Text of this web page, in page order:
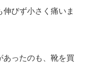
びず小さく痛いま
あったのも、靴を買